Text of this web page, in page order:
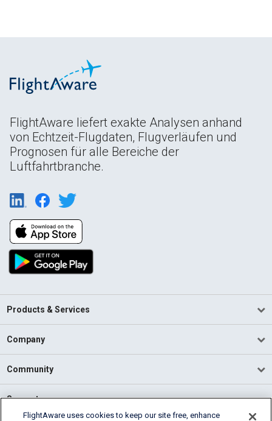
FlightAware liefert exakte Analysen anhand
von Echtzeit-Flugdaten, Flugverläufen und
Prognosen für alle Bereiche der
Luftfahrtbranche.
Products & Services
Company
Community
Support
FlightAware uses cookies to keep our site free, enhance